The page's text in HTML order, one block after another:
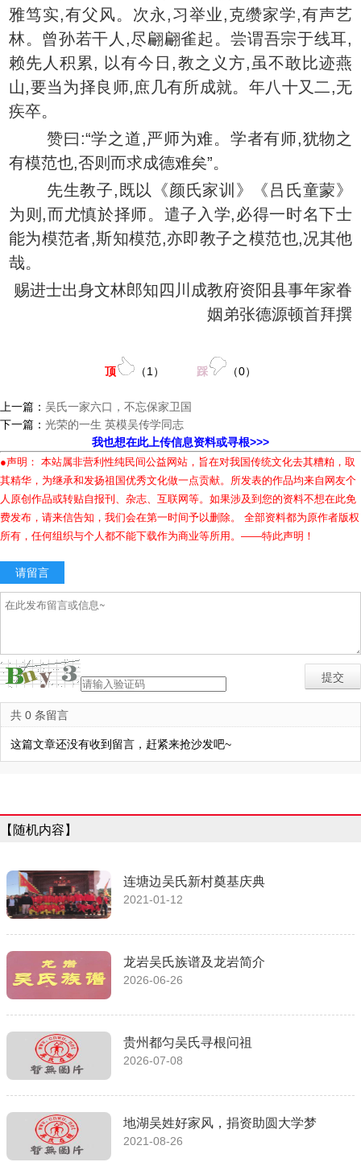
雅笃实,有父风。次永,习举业,克缵家学,有声艺
林。曾孙若干人,尽翩翩雀起。尝谓吾宗于线耳,
赖先人积累, 以有今日,教之义方,虽不敢比迹燕
山,要当为择良师,庶几有所成就。年八十又二,无
疾卒。
赞曰:“学之道,严师为难。学者有师,犹物之
有模范也,否则而求成德难矣”。
先生教子,既以《颜氏家训》《吕氏童蒙》
为则,而尤慎於择师。遣子入学,必得一时名下士
能为模范者,斯知模范,亦即教子之模范也,况其他
哉。
赐进士出身文林郎知四川成教府资阳县事年家眷
姻弟张德源顿首拜撰
顶 （1 ） 踩 （0）
上一篇： 吴氏一家六口，不忘保家卫国
下一篇： 光荣的一生 英模吴传学同志
我也想在此上传信息资料或寻根>>>
●声明： 本站属非营利性纯民间公益网站，旨在对我国传统文化去其糟粕，取
其精华，为继承和发扬祖国优秀文化做一点贡献。所发表的作品均来自网友个
人原创作品或转贴自报刊、杂志、互联网等。如果涉及到您的资料不想在此免
费发布，请来信告知，我们会在第一时间予以删除。 全部资料都为原作者版权
所有，任何组织与个人都不能下载作为商业等所用。——特此声明！
请留言
共 0 条留言
这篇文章还没有收到留言，赶紧来抢沙发吧~
【随机内容】
连塘边吴氏新村奠基庆典
2021-01-12
龙岩吴氏族谱及龙岩简介
2026-06-26
贵州都匀吴氏寻根问祖
2026-07-08
地湖吴姓好家风，捐资助圆大学梦
2021-08-26